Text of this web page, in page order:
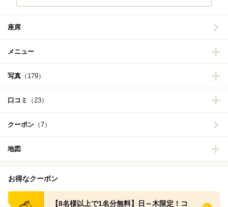
座席
メニュー
写真 （179）
口コミ （23）
クーポン （7）
地図
お得なクーポン
食べログ クーポン
【8名様以上で1名分無料】日～木限定！コ